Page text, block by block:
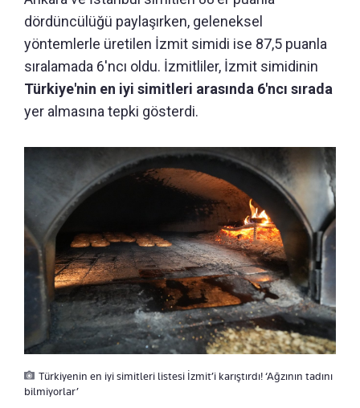
dördüncülüğü paylaşırken, geleneksel
yöntemlerle üretilen İzmit simidi ise 87,5 puanla
sıralamada 6'ncı oldu. İzmitliler, İzmit simidinin
Türkiye'nin en iyi simitleri arasında 6'ncı sırada
yer almasına tepki gösterdi.
Türkiyenin en iyi simitleri listesi İzmit’i karıştırdı! ‘Ağzının tadını
bilmiyorlar’